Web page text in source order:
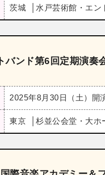
茨城 水戸芸術館・エン
バンド第6回定期演奏
2025年8月30日（土） 開
東京 杉並公会堂・大ホ